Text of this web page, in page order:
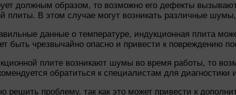
должным образом, то возможно его дефекты
плиты. В этом случае могут возникать различные
данные о температуре, индукционная плита
быть чрезвычайно опасно и привести к повреждению
плите возникают шумы во время работы, то
обратиться к специалистам для
решить проблему, так как это может привести к